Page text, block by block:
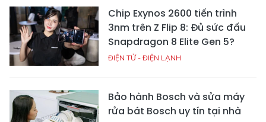
Chip Exynos 2600 tiến trình
3nm trên Z Flip 8: Đủ sức đấu
Snapdragon 8 Elite Gen 5?
ĐIỆN TỬ - ĐIỆN LẠNH
Bảo hành Bosch và sửa máy
rửa bát Bosch uy tín tại nhà